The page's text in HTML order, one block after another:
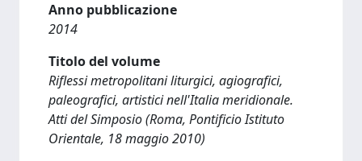
Anno pubblicazione
2014
Titolo del volume
Riflessi metropolitani liturgici, agiografici,
paleografici, artistici nell'Italia meridionale.
Atti del Simposio (Roma, Pontificio Istituto
Orientale, 18 maggio 2010)